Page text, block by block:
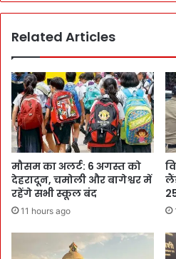
Related Articles
मौसम का अलर्ट: 6 अगस्त को
देहरादून, चमोली और बागेश्वर में
रहेंगे सभी स्कूल बंद
11 hours ago